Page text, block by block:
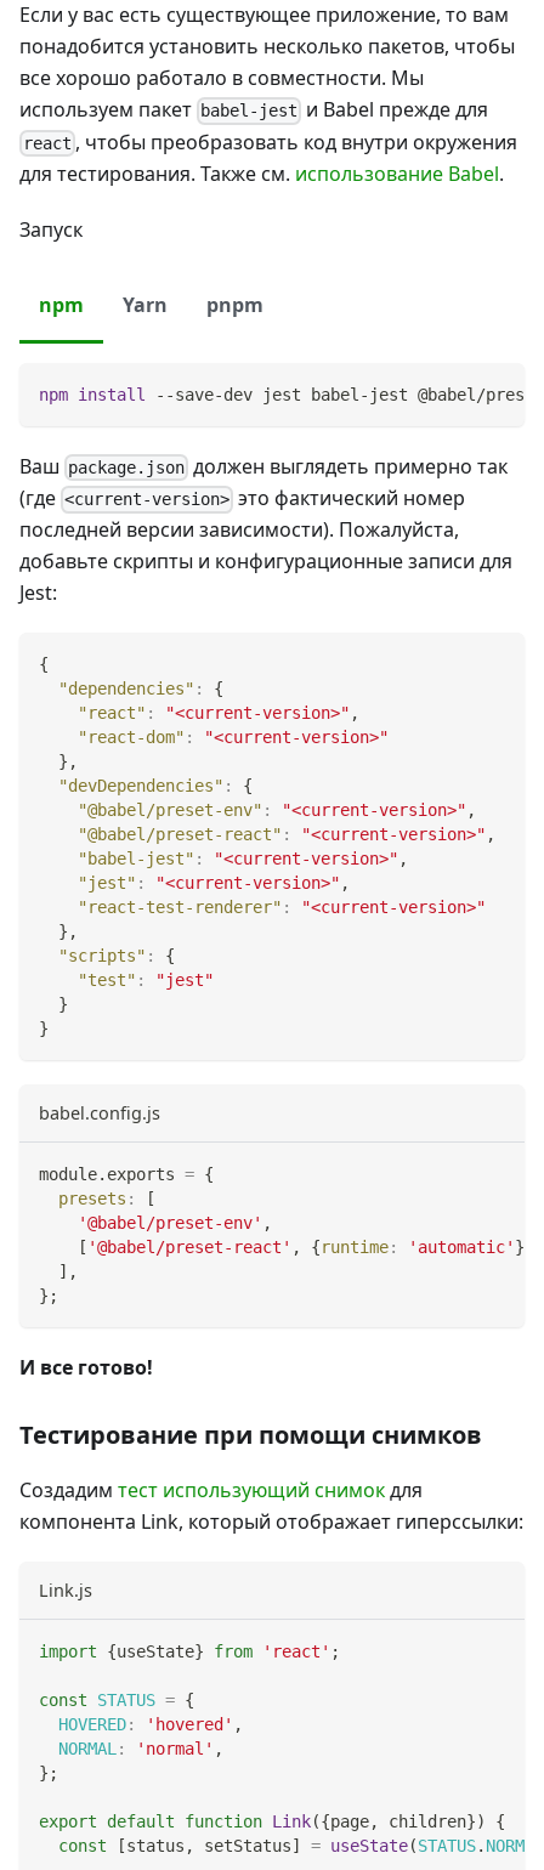
Если у вас есть существующее приложение, то вам
понадобится установить несколько пакетов, чтобы
все хорошо работало в совместности. Мы
используем пакет babel-jest и Babel прежде для
react , чтобы преобразовать код внутри окружения
для тестирования. Также см. использование Babel.
Запуск
npm Yarn pnpm
npm install --save-dev jest babel-jest @babel/
Ваш package.json должен выглядеть примерно так
(где <current-version> это фактический номер
последней версии зависимости). Пожалуйста,
добавьте скрипты и конфигурационные записи для
Jest:
{
"dependencies" :
{
"react" : "<current-version>" ,
"react-dom" :
"<current-version>"
} ,
"devDependencies" :
{
"@babel/preset-env" : "<current-version>" ,
"@babel/preset-react" : "<current-version>" ,
"babel-jest" : "<current-version>" ,
"jest" : "<current-version>" ,
"react-test-renderer" :
"<current-version>"
} ,
"scripts" :
{
"test" :
"jest"
}
}
babel.config.js
module. exports = {
presets :
[
'@babel/preset-env' ,
[ '@babel/preset-react' , {runtime: 'automatic' }
] ,
} ;
И все готово!
Тестирование при помощи снимков
Создадим тест использующий снимокдля
компонента Link, который отображает гиперссылки:
Link.js
import {useState} from 'react' ;
const STATUS = {
HOVERED: 'hovered' ,
NORMAL: 'normal' ,
} ;
export default function Link({page, children})
{
const
[status , setStatus] = useState(STATUS. NORMAL